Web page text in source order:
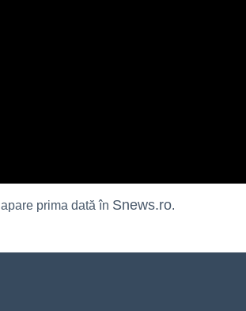
apare prima dată în Snews.ro.